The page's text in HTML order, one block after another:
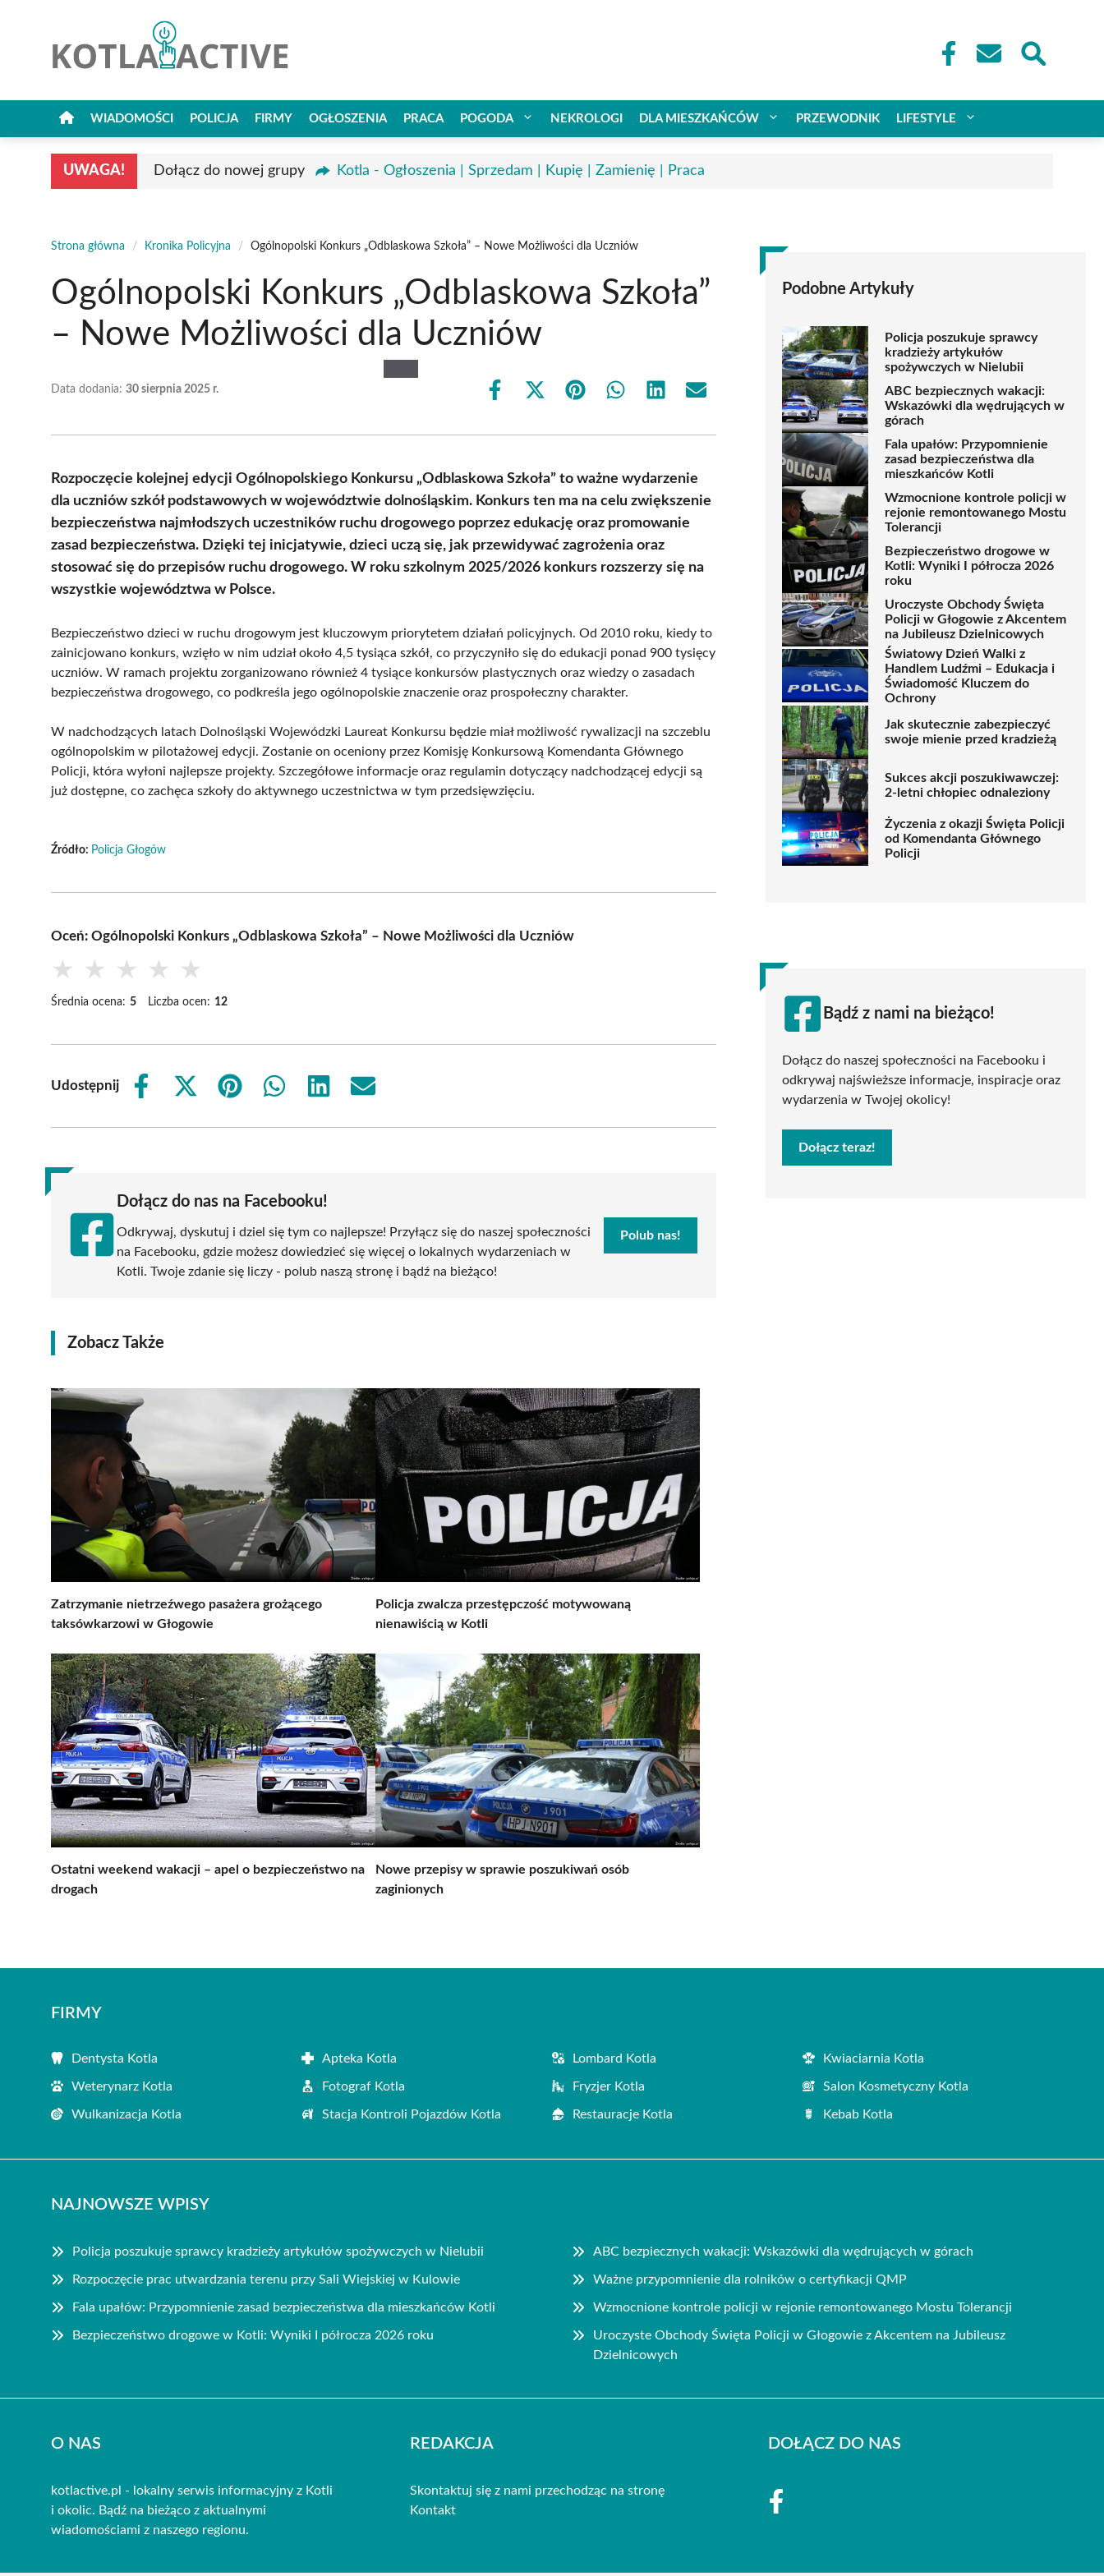
WIADOMOŚCI POLICJA FIRMY OGŁOSZENIA PRACA POGODA NEKROLOGI DLA MIESZKAŃCÓW PRZEWODNIK LIFESTYLE
UWAGA! Dołącz do nowej grupy Kotla - Ogłoszenia | Sprzedam | Kupię | Zamienię | Praca
Strona główna / Kronika Policyjna / Ogólnopolski Konkurs „Odblaskowa Szkoła” – Nowe Możliwości dla Uczniów
Ogólnopolski Konkurs „Odblaskowa Szkoła”
– Nowe Możliwości dla Uczniów
Data dodania: 30 sierpnia 2025 r.
Share
Share
(Twitter)
Share Share Share Share
Rozpoczęcie kolejnej edycji Ogólnopolskiego Konkursu „Odblaskowa Szkoła” to ważne wydarzenie
dla uczniów szkół podstawowych w województwie dolnośląskim. Konkurs ten ma na celu zwiększenie
bezpieczeństwa najmłodszych uczestników ruchu drogowego poprzez edukację oraz promowanie
zasad bezpieczeństwa. Dzięki tej inicjatywie, dzieci uczą się, jak przewidywać zagrożenia oraz
stosować się do przepisów ruchu drogowego. W roku szkolnym 2025/2026 konkurs rozszerzy się na
wszystkie województwa w Polsce.
Bezpieczeństwo dzieci w ruchu drogowym jest kluczowym priorytetem działań policyjnych. Od 2010 roku, kiedy to
zainicjowano konkurs, wzięło w nim udział około 4,5 tysiąca szkół, co przyczyniło się do edukacji ponad 900 tysięcy
uczniów. W ramach projektu zorganizowano również 4 tysiące konkursów plastycznych oraz wiedzy o zasadach
bezpieczeństwa drogowego, co podkreśla jego ogólnopolskie znaczenie oraz prospołeczny charakter.
W nadchodzących latach Dolnośląski Wojewódzki Laureat Konkursu będzie miał możliwość rywalizacji na szczeblu
ogólnopolskim w pilotażowej edycji. Zostanie on oceniony przez Komisję Konkursową Komendanta Głównego
Policji, która wyłoni najlepsze projekty. Szczegółowe informacje oraz regulamin dotyczący nadchodzącej edycji są
już dostępne, co zachęca szkoły do aktywnego uczestnictwa w tym przedsięwzięciu.
Źródło: Policja Głogów
Oceń: Ogólnopolski Konkurs „Odblaskowa Szkoła” – Nowe Możliwości dla Uczniów
★ ★ ★ ★ ★
Średnia ocena: 5 Liczba ocen: 12
Udostępnij
Share
Share
(Twitter)
Share
Share
Share
Share
Dołącz do nas na Facebooku!
Odkrywaj, dyskutuj i dziel się tym co najlepsze! Przyłącz się do naszej społeczności
na Facebooku, gdzie możesz dowiedzieć się więcej o lokalnych wydarzeniach w
Kotli. Twoje zdanie się liczy - polub naszą stronę i bądź na bieżąco!
Polub nas!
Zobacz Także
Zatrzymanie nietrzeźwego pasażera grożącego
taksówkarzowi w Głogowie
Policja zwalcza przestępczość motywowaną
nienawiścią w Kotli
Ostatni weekend wakacji – apel o bezpieczeństwo na
drogach
Nowe przepisy w sprawie poszukiwań osób
zaginionych
Podobne Artykuły
Policja poszukuje sprawcy
kradzieży artykułów
spożywczych w Nielubii
ABC bezpiecznych wakacji:
Wskazówki dla wędrujących w
górach
Fala upałów: Przypomnienie
zasad bezpieczeństwa dla
mieszkańców Kotli
Wzmocnione kontrole policji w
rejonie remontowanego Mostu
Tolerancji
Bezpieczeństwo drogowe w
Kotli: Wyniki I półrocza 2026
roku
Uroczyste Obchody Święta
Policji w Głogowie z Akcentem
na Jubileusz Dzielnicowych
Światowy Dzień Walki z
Handlem Ludźmi – Edukacja i
Świadomość Kluczem do
Ochrony
Jak skutecznie zabezpieczyć
swoje mienie przed kradzieżą
Sukces akcji poszukiwawczej:
2-letni chłopiec odnaleziony
Życzenia z okazji Święta Policji
od Komendanta Głównego
Policji
Bądź z nami na bieżąco!
Dołącz do naszej społeczności na Facebooku i
odkrywaj najświeższe informacje, inspiracje oraz
wydarzenia w Twojej okolicy!
Dołącz teraz!
FIRMY
Dentysta Kotla Apteka Kotla Lombard Kotla Kwiaciarnia Kotla
Weterynarz Kotla Fotograf Kotla Fryzjer Kotla Salon Kosmetyczny Kotla
Wulkanizacja Kotla Stacja Kontroli Pojazdów Kotla Restauracje Kotla Kebab Kotla
NAJNOWSZE WPISY
Policja poszukuje sprawcy kradzieży artykułów spożywczych w Nielubii ABC bezpiecznych wakacji: Wskazówki dla wędrujących w górach
Rozpoczęcie prac utwardzania terenu przy Sali Wiejskiej w Kulowie Ważne przypomnienie dla rolników o certyfikacji QMP
Fala upałów: Przypomnienie zasad bezpieczeństwa dla mieszkańców Kotli Wzmocnione kontrole policji w rejonie remontowanego Mostu Tolerancji
Bezpieczeństwo drogowe w Kotli: Wyniki I półrocza 2026 roku
Uroczyste Obchody Święta Policji w Głogowie z Akcentem na Jubileusz
Dzielnicowych
O NAS
kotlactive.pl - lokalny serwis informacyjny z Kotli
i okolic. Bądź na bieżąco z aktualnymi
wiadomościami z naszego regionu.
REDAKCJA
Skontaktuj się z nami przechodząc na stronę
Kontakt
DOŁĄCZ DO NAS